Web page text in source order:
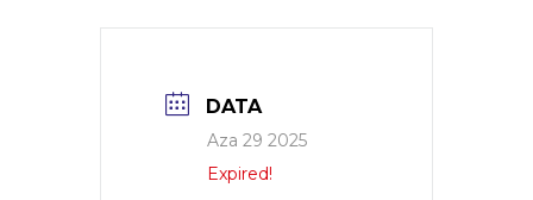
DATA
Aza 29 2025
Expired!